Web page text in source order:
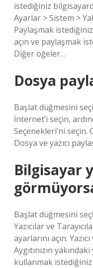
istediğiniz
Ayarlar > Sistem >
Paylaşmak
açın ve paylaşmak
Diğer öğeler…
Dosya
Başlat düğmesini
İnternet’i seçin,
Seçenekleri’ni seçin.
Dosya ve yazıcı
Bilgisayar
Başlat düğmesini
Yazıcılar ve
ayarlarını açın.
Aygıtınızın
kullanmak istediğiniz